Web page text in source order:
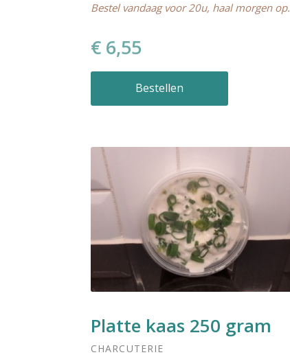
Bestel vandaag voor 20u, haal morgen op.
€ 6,55
Bestellen
Platte kaas 250 gram
CHARCUTERIE